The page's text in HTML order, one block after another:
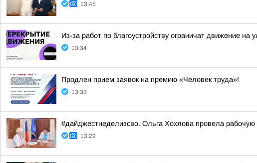
13:45
Из-за работ по благоустройству ограничат движение на
13:34
Продлен прием заявок на премию «Человек труда»!
13:33
#дайджестнеделизсво. Ольга Хохлова провела
13:29